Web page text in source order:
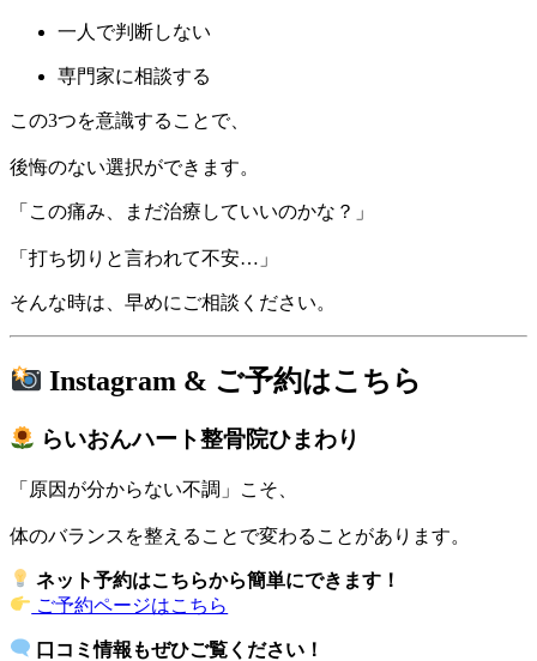
一人で判断しない
専門家に相談する
この3つを意識することで、
後悔のない選択ができます。
「この痛み、まだ治療していいのかな？」
「打ち切りと言われて不安…」
そんな時は、早めにご相談ください。
Instagram & ご予約はこちら
らいおんハート整骨院ひまわり
「原因が分からない不調」こそ、
体のバランスを整えることで変わることがあります。
ネット予約はこちらから簡単にできます！
ご予約ページはこちら
口コミ情報もぜひご覧ください！